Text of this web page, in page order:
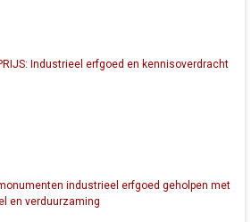
Industrieel erfgoed en kennisoverdracht
industrieel erfgoed geholpen met
en verduurzaming